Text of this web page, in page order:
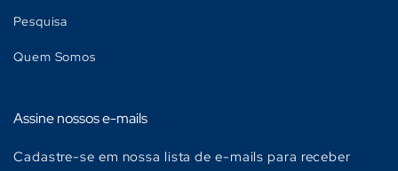
Pesquisa
Quem Somos
Assine nossos e-mails
Cadastre-se em nossa lista de e-mails para receber